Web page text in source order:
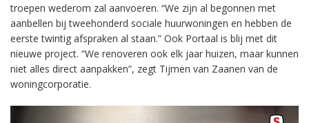
troepen wederom zal aanvoeren. “We zijn al begonnen met
aanbellen bij tweehonderd sociale huurwoningen en hebben de
eerste twintig afspraken al staan.” Ook Portaal is blij met dit
nieuwe project. “We renoveren ook elk jaar huizen, maar kunnen
niet alles direct aanpakken”, zegt Tijmen van Zaanen van de
woningcorporatie.